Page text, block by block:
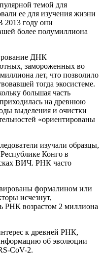
темой для
ее для изучения жизни
2013 году они
более полумиллиона
ДНК
замороженных во
лет, что позволило
тогда экосистеме.
большая часть
на древнюю
выделения и очистки
«ориентированы
изучали образцы,
Конго в
ВИЧ. РНК часто
формалином или
исчезнут,
РНК возрастом 2 миллиона
к древней РНК,
об эволюции
CoV-2.